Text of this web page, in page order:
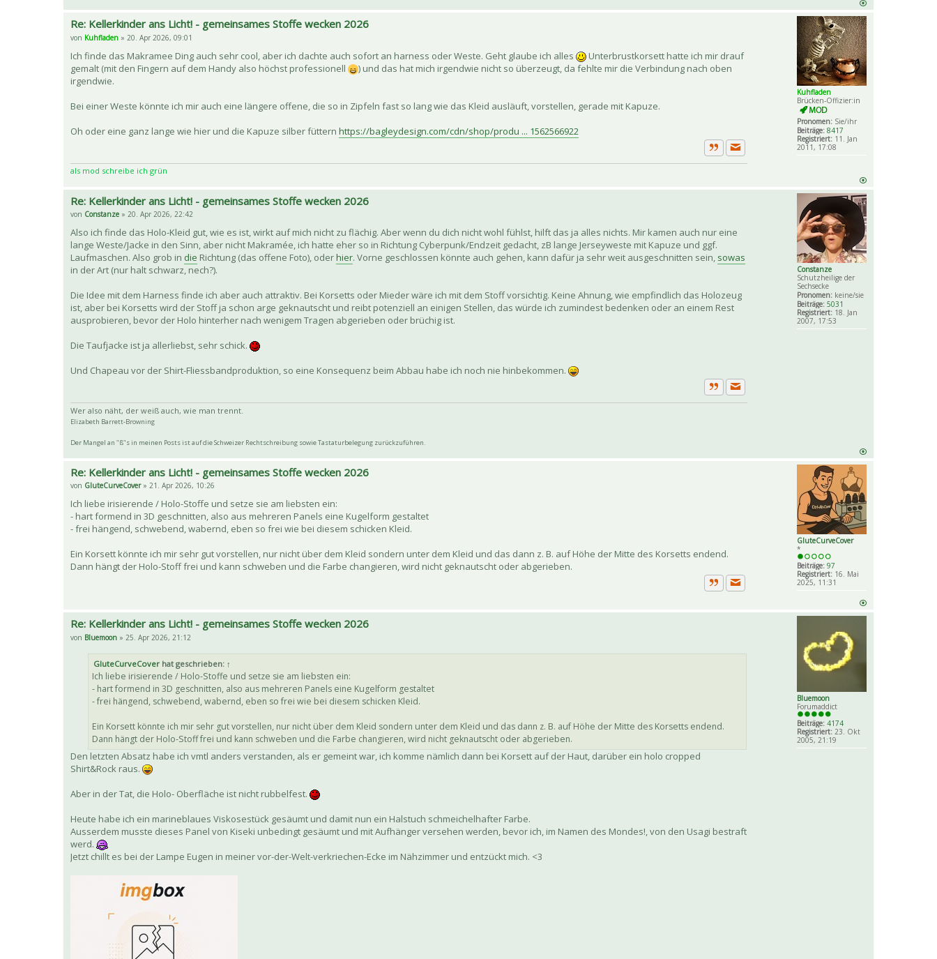
Kuhfladen
Brücken-Offizier:in
Pronomen: Sie/ihr
Beiträge: 8417
Registriert: 11. Jan
2011, 17:08
Re: Kellerkinder ans Licht! - gemeinsames Stoffe wecken 2026
von Kuhfladen » 20. Apr 2026, 09:01
Ich finde das Makramee Ding auch sehr cool, aber ich dachte auch sofort an harness oder Weste. Geht glaube ich alles
Unterbrustkorsett hatte ich mir drauf
gemalt (mit den Fingern auf dem Handy also höchst professionell
) und das hat mich irgendwie nicht so überzeugt, da fehlte mir die Verbindung nach oben
irgendwie.
Bei einer Weste könnte ich mir auch eine längere offene, die so in Zipfeln fast so lang wie das Kleid ausläuft, vorstellen, gerade mit Kapuze.
Oh oder eine ganz lange wie hier und die Kapuze silber füttern https://bagleydesign.com/cdn/shop/produ ... 1562566922
ZitatPrivate Nachricht senden
als mod schreibe ich grün
Constanze
Schutzheilige der
Sechsecke
Pronomen: keine/sie
Beiträge: 5031
Registriert: 18. Jan
2007, 17:53
Re: Kellerkinder ans Licht! - gemeinsames Stoffe wecken 2026
von Constanze » 20. Apr 2026, 22:42
Also ich finde das Holo-Kleid gut, wie es ist, wirkt auf mich nicht zu flächig. Aber wenn du dich nicht wohl fühlst, hilft das ja alles nichts. Mir kamen auch nur eine
lange Weste/Jacke in den Sinn, aber nicht Makramée, ich hatte eher so in Richtung Cyberpunk/Endzeit gedacht, zB lange Jerseyweste mit Kapuze und ggf.
Laufmaschen. Also grob in die Richtung (das offene Foto), oderhier. Vorne geschlossen könnte auch gehen, kann dafür ja sehr weit ausgeschnitten sein, sowas
in der Art (nur halt schwarz, nech?).
Die Idee mit dem Harness finde ich aber auch attraktiv. Bei Korsetts oder Mieder wäre ich mit dem Stoff vorsichtig. Keine Ahnung, wie empfindlich das Holozeug
ist, aber bei Korsetts wird der Stoff ja schon arge geknautscht und reibt potenziell an einigen Stellen, das würde ich zumindest bedenken oder an einem Rest
ausprobieren, bevor der Holo hinterher nach wenigem Tragen abgerieben oder brüchig ist.
Die Taufjacke ist ja allerliebst, sehr schick.
Und Chapeau vor der Shirt-Fliessbandproduktion, so eine Konsequenz beim Abbau habe ich noch nie hinbekommen.
ZitatPrivate Nachricht senden
Wer also näht, der weiß auch, wie man trennt.
Elizabeth Barrett-Browning
Der Mangel an "ß"s in meinen Posts ist auf die Schweizer Rechtschreibung sowie Tastaturbelegung zurückzuführen.
GluteCurveCover
*
Beiträge: 97
Registriert: 16. Mai
2025, 11:31
Re: Kellerkinder ans Licht! - gemeinsames Stoffe wecken 2026
von GluteCurveCover» 21. Apr 2026, 10:26
Ich liebe irisierende / Holo-Stoffe und setze sie am liebsten ein:
- hart formend in 3D geschnitten, also aus mehreren Panels eine Kugelform gestaltet
- frei hängend, schwebend, wabernd, eben so frei wie bei diesem schicken Kleid.
Ein Korsett könnte ich mir sehr gut vorstellen, nur nicht über dem Kleid sondern unter dem Kleid und das dann z. B. auf Höhe der Mitte des Korsetts endend.
Dann hängt der Holo-Stoff frei und kann schweben und die Farbe changieren, wird nicht geknautscht oder abgerieben.
ZitatPrivate Nachricht senden
Bluemoon
Forumaddict
Beiträge: 4174
Registriert: 23. Okt
2005, 21:19
Re: Kellerkinder ans Licht! - gemeinsames Stoffe wecken 2026
von Bluemoon » 25. Apr 2026, 21:12
GluteCurveCover hat geschrieben: ↑
Ich liebe irisierende / Holo-Stoffe und setze sie am liebsten ein:
- hart formend in 3D geschnitten, also aus mehreren Panels eine Kugelform gestaltet
- frei hängend, schwebend, wabernd, eben so frei wie bei diesem schicken Kleid.
Ein Korsett könnte ich mir sehr gut vorstellen, nur nicht über dem Kleid sondern unter dem Kleid und das dann z. B. auf Höhe der Mitte des Korsetts endend.
Dann hängt der Holo-Stoff frei und kann schweben und die Farbe changieren, wird nicht geknautscht oder abgerieben.
Den letzten Absatz habe ich vmtl anders verstanden, als er gemeint war, ich komme nämlich dann bei Korsett auf der Haut, darüber ein holo cropped
Shirt&Rock raus.
Aber in der Tat, die Holo- Oberfläche ist nicht rubbelfest.
Heute habe ich ein marineblaues Viskosestück gesäumt und damit nun ein Halstuch schmeichelhafter Farbe.
Ausserdem musste dieses Panel von Kiseki unbedingt gesäumt und mit Aufhänger versehen werden, bevor ich, im Namen des Mondes!, von den Usagi bestraft
werd.
Jetzt chillt es bei der Lampe Eugen in meiner vor-der-Welt-verkriechen-Ecke im Nähzimmer und entzückt mich. <3